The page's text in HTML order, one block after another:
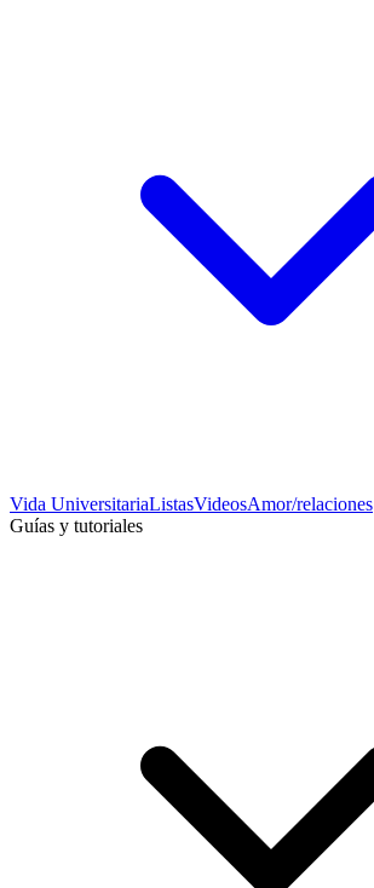
Vida UniversitariaListasVideosAmor/relaciones
Guías y tutoriales